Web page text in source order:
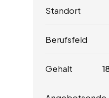
Standort
Berufsfeld
Gehalt